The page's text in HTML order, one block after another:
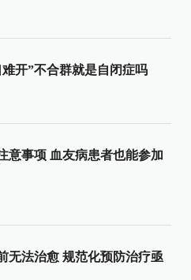
难开”不合群就是自闭症吗
意事项 血友病患者也能参加
无法治愈 规范化预防治疗亟